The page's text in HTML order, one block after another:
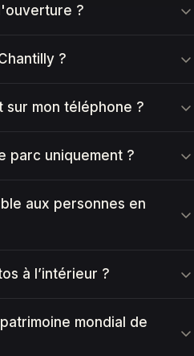
?
?
sur mon téléphone ?
parc uniquement ?
aux personnes en
à l’intérieur ?
mondial de